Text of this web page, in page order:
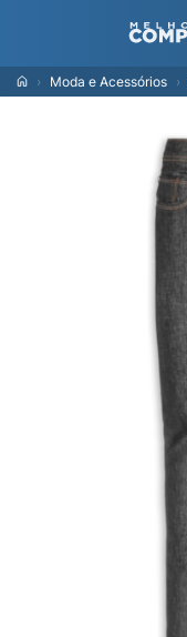
Moda e Acessórios